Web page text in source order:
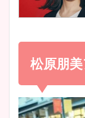
松原朋